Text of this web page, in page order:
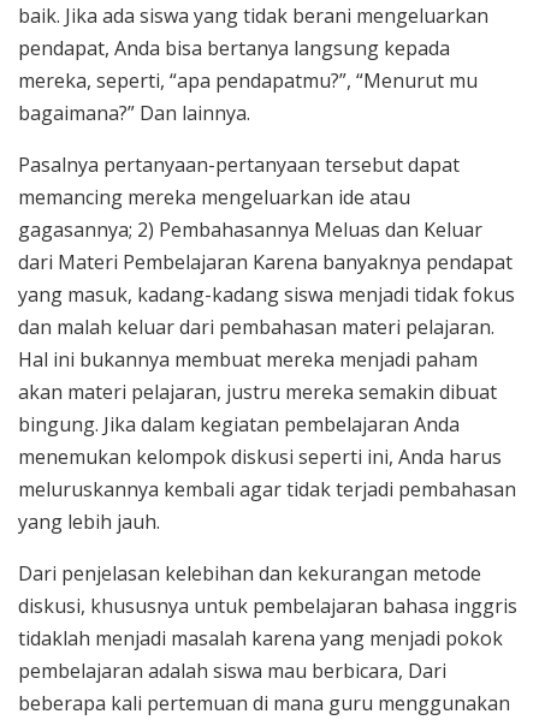
baik. Jika ada siswa yang tidak berani mengeluarkan
pendapat, Anda bisa bertanya langsung kepada
mereka, seperti, “apa pendapatmu?”, “Menurut mu
bagaimana?” Dan lainnya.
Pasalnya pertanyaan-pertanyaan tersebut dapat
memancing mereka mengeluarkan ide atau
gagasannya; 2) Pembahasannya Meluas dan Keluar
dari Materi Pembelajaran Karena banyaknya pendapat
yang masuk, kadang-kadang siswa menjadi tidak fokus
dan malah keluar dari pembahasan materi pelajaran.
Hal ini bukannya membuat mereka menjadi paham
akan materi pelajaran, justru mereka semakin dibuat
bingung. Jika dalam kegiatan pembelajaran Anda
menemukan kelompok diskusi seperti ini, Anda harus
meluruskannya kembali agar tidak terjadi pembahasan
yang lebih jauh.
Dari penjelasan kelebihan dan kekurangan metode
diskusi, khususnya untuk pembelajaran bahasa inggris
tidaklah menjadi masalah karena yang menjadi pokok
pembelajaran adalah siswa mau berbicara, Dari
beberapa kali pertemuan di mana guru menggunakan